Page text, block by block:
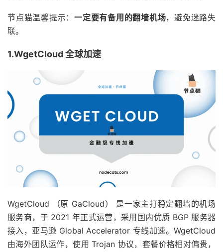
节点猫温馨提示： 一定要有备用的翻墙机场，避免迷路失
联。
1.WgetCloud 全球加速
WgetCloud （原 GaCloud） 是一家主打稳定翻墙的机场
服务商，于 2021 年正式运营，采用国内优质 BGP 服务器
接入，亚马逊 Global Accelerator 专线加速。WgetCloud
由海外团队运作，使用 Trojan 协议，套餐价格相对偏贵，